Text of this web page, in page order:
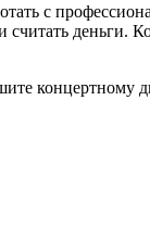
с
деньги.
концертному